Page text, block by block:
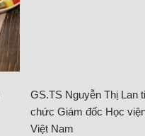
GS.TS Nguyễn Thị Lan
chức Giám đốc Học
Việt Nam